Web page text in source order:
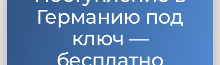
Германию под
ключ —
бесплатно